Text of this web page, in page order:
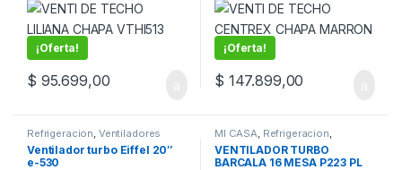
¡Oferta!
$ 95.699,00
¡Oferta!
$ 147.899,00
Refrigeracion, Ventiladores
Ventilador turbo Eiffel 20″
e-530
MI CASA, Refrigeracion,
Ventiladores
VENTILADOR TURBO
BARCALA 16 MESA P223 PL